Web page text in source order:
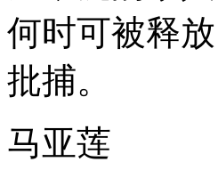
何时可被释
批捕。
马亚莲